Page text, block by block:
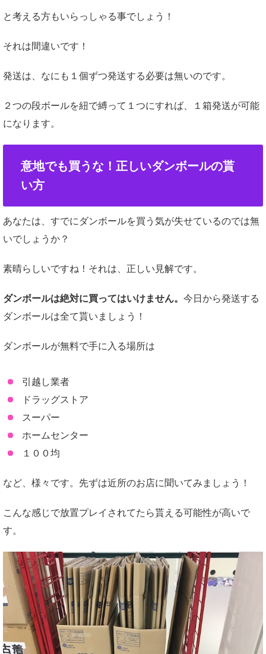
と考える方もいらっしゃる事でしょう！
それは間違いです！
発送は、なにも１個ずつ発送する必要は無いのです。
２つの段ボールを紐で縛って１つにすれば、１箱発送が可能
になります。
意地でも買うな！正しいダンボールの貰
い方
あなたは、すでにダンボールを買う気が失せているのでは無
いでしょうか？
素晴らしいですね！それは、正しい見解です。
ダンボールは絶対に買ってはいけません。 今日から発送する
ダンボールは全て貰いましょう！
ダンボールが無料で手に入る場所は
引越し業者
ドラッグストア
スーパー
ホームセンター
１００均
など、様々です。先ずは近所のお店に聞いてみましょう！
こんな感じで放置プレイされてたら貰える可能性が高いで
す。